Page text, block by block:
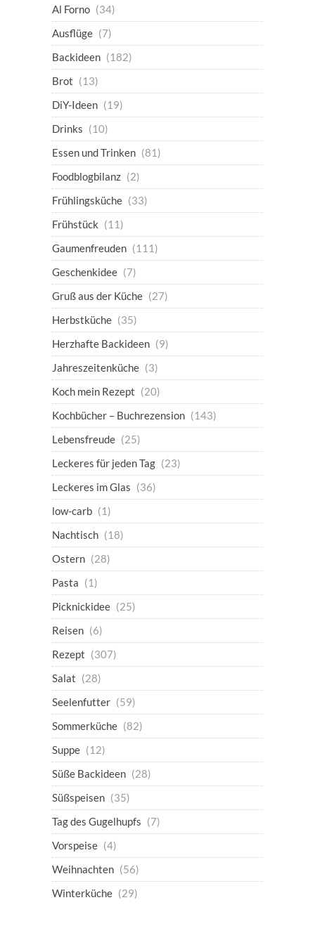
Al Forno (34)
Ausflüge (7)
Backideen (182)
Brot (13)
DiY-Ideen (19)
Drinks (10)
Essen und Trinken (81)
Foodblogbilanz (2)
Frühlingsküche (33)
Frühstück (11)
Gaumenfreuden (111)
Geschenkidee (7)
Gruß aus der Küche (27)
Herbstküche (35)
Herzhafte Backideen (9)
Jahreszeitenküche (3)
Koch mein Rezept (20)
Kochbücher – Buchrezension (143)
Lebensfreude (25)
Leckeres für jeden Tag (23)
Leckeres im Glas (36)
low-carb (1)
Nachtisch (18)
Ostern (28)
Pasta (1)
Picknickidee (25)
Reisen (6)
Rezept (307)
Salat (28)
Seelenfutter (59)
Sommerküche (82)
Suppe (12)
Süße Backideen (28)
Süßspeisen (35)
Tag des Gugelhupfs (7)
Vorspeise (4)
Weihnachten (56)
Winterküche (29)